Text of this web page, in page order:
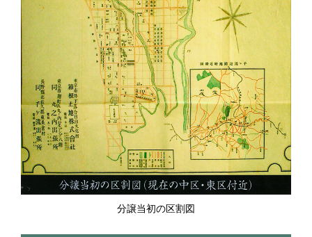
分譲当初の区割図